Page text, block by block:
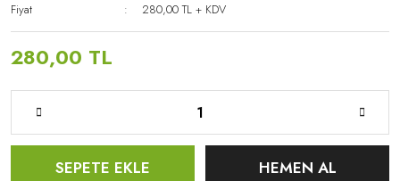
Fiyat
280,00 TL + KDV
280,00 TL
SEPETE EKLE HEMEN AL